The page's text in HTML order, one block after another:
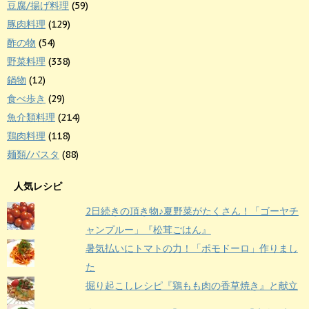
豆腐/揚げ料理 (59)
豚肉料理 (129)
酢の物 (54)
野菜料理 (338)
鍋物 (12)
食べ歩き (29)
魚介類料理 (214)
鶏肉料理 (118)
麺類/パスタ (88)
人気レシピ
2日続きの頂き物♪夏野菜がたくさん！「ゴーヤチ
ャンプルー」『松茸ごはん』
暑気払いにトマトの力！「ポモドーロ」作りまし
た
掘り起こしレシピ『鶏もも肉の香草焼き』と献立